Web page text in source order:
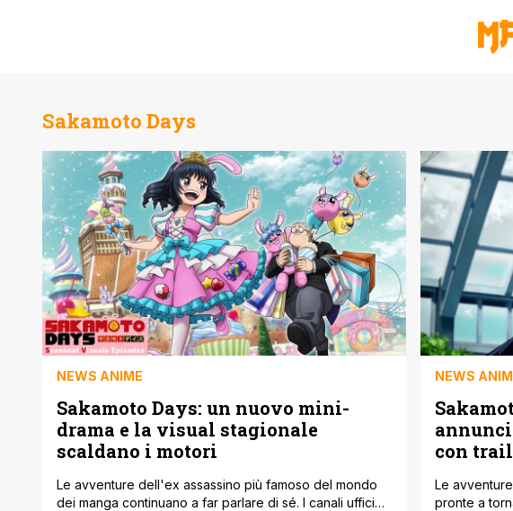
Sakamoto Days
NEWS ANIME
Sakamoto Days: un nuovo mini-
drama e la visual stagionale
scaldano i motori
Le avventure dell'ex assassino più famoso del mondo
dei manga continuano a far parlare di sé. I canali ufficiali
NEWS
con
Le
pronte a